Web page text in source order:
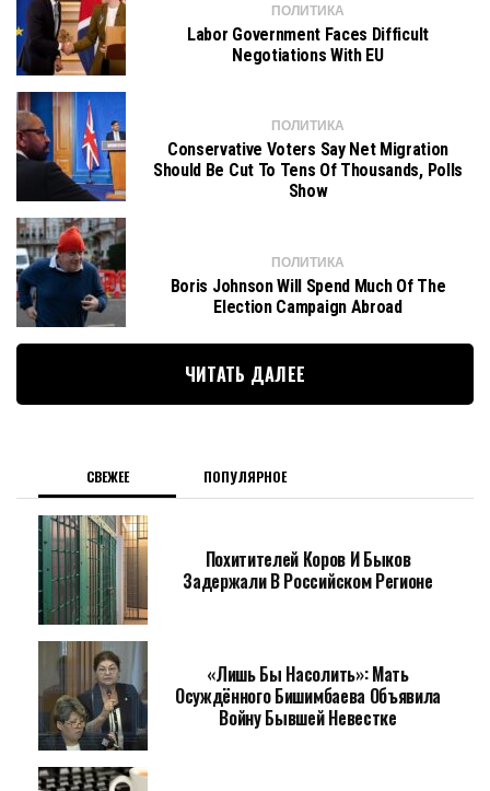
ПОЛИТИКА
Labor Government Faces Difficult
Negotiations With EU
ПОЛИТИКА
Conservative Voters Say Net Migration
Should Be Cut To Tens Of Thousands, Polls
Show
ПОЛИТИКА
Boris Johnson Will Spend Much Of The
Election Campaign Abroad
ЧИТАТЬ ДАЛЕЕ
СВЕЖЕЕ ПОПУЛЯРНОЕ
Похитителей Коров И Быков
Задержали В Российском Регионе
«Лишь Бы Насолить»: Мать
Осуждённого Бишимбаева Объявила
Войну Бывшей Невестке